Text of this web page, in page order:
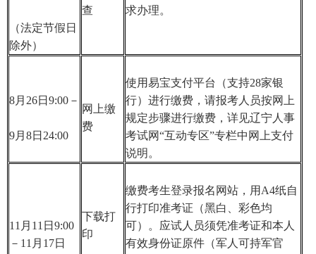
（法定节假日
除外）
查
求办理。
8月26日9:00－
9月8日24:00
网上缴
费
使用易宝支付平台（支持28家银
行）进行缴费，请报考人员按网上
规定步骤进行缴费，详见辽宁人事
考试网“互动专区”专栏中网上支付
说明。
11月11日9:00
－11月17日
下载打
印
缴费考生登录报名网站，用A4纸自
行打印准考证（黑白、彩色均
可）。应试人员须凭准考证和本人
有效身份证原件（军人可持军官